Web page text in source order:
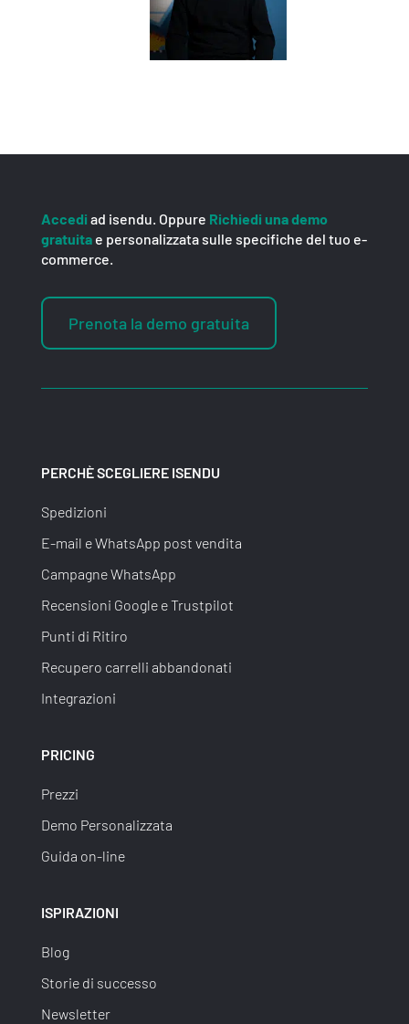
Accedi ad isendu. Oppure Richiedi una demo
gratuita e personalizzata sulle specifiche del tuo e-
commerce.
Prenota la demo gratuita
PERCHÈ SCEGLIERE ISENDU
Spedizioni
E-mail e WhatsApp post vendita
Campagne WhatsApp
Recensioni Google e Trustpilot
Punti di Ritiro
Recupero carrelli abbandonati
Integrazioni
PRICING
Prezzi
Demo Personalizzata
Guida on-line
ISPIRAZIONI
Blog
Storie di successo
Newsletter